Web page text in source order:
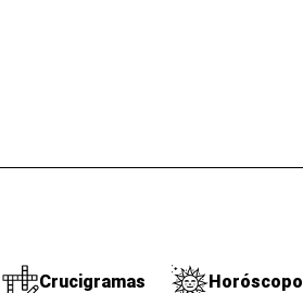
Crucigramas Horóscopo